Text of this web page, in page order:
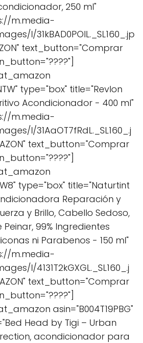
250 ml"
m.media-
I/31kBAD0POIL._SL160_.jp
text_button="Comprar
type="box" title="Revlon
Acondicionador - 400 ml"
m.media-
I/31AaOT7fRdL._SL160_.j
text_button="Comprar
type="box" title="Naturtint
Reparación y
y Brillo, Cabello Sedoso,
99% Ingredientes
ni Parabenos - 150 ml"
m.media-
I/4131T2kGXGL._SL160_.j
text_button="Comprar
asin="B004T19PBG"
Head by Tigi – Urban
acondicionador para